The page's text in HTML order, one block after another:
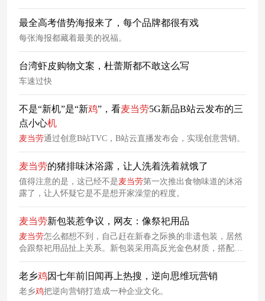
蠢蠢欲动的脑洞呈献全上海蠢蠢欲动的年轻⼈，让我们沉浸在
动画导演妙⼿偶得的灵感中，感受他们的初⼼和创造⼒对这个
世界产⽣的巨⼤能量。
最全高考借势海报来了，每个品牌都很有戏
每张海报都藏着最美的祝福。
台湾虾皮购物文案，杜蕾斯都不敢这么写
车速过快
不是“新机”是“新鸡”，看麦当劳5G新品B站云发布的三
点小心机
麦当劳通过创意B站TVC，B站云直播发布会，实现创意营销。
麦当劳的猪排味沐浴露，让人洗着洗着就饿了
值得注意的是，这已经不是麦当劳第一次推出食物味道的沐浴
露了，让人怀疑它是不是想开家澡堂的程度。
麦当劳新包装惹争议，网友：像祭祀用品
麦当劳怎么都想不到，自己赶在新春之际换的非遗包装，居然
会跟祭祀用品扯上关系。新包装采用高反光金色材质，搭配传
统灯彩图案，在部分网友眼中竟与祭祀用的物品产生关联，直
言画风诡异。去年年末，麦当劳进行了新一轮价格调整，多款
产品价格均上涨，刺痛了不少消费者的钱包。
老乡鸡因七年前旧闻再上热搜，逆向思维玩营销
老乡鸡把逆向营销打造成一种企业文化。